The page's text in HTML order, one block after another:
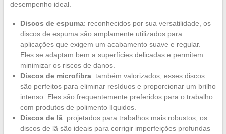
desempenho ideal.
Discos de espuma: reconhecidos por sua versatilidade, os
discos de espuma são amplamente utilizados para
aplicações que exigem um acabamento suave e regular.
Eles se adaptam bem a superfícies delicadas e permitem
minimizar os riscos de danos.
Discos de microfibra: também valorizados, esses discos
são perfeitos para eliminar resíduos e proporcionar um brilho
intenso. Eles são frequentemente preferidos para o trabalho
com produtos de polimento líquidos.
Discos de lã: projetados para trabalhos mais robustos, os
discos de lã são ideais para corrigir imperfeições profundas